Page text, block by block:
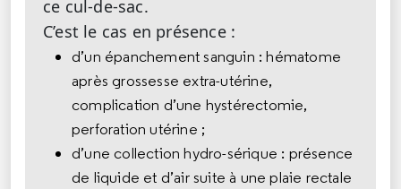
ce cul-de-sac.
C’est le cas en présence :
d’un épanchement sanguin : hématome
après grossesse extra-utérine,
complication d’une hystérectomie,
perforation utérine ;
d’une collection hydro-sérique : présence
de liquide et d’air suite à une plaie rectale